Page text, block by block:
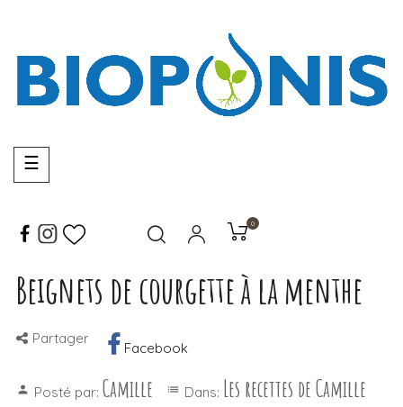
Basculer
la
navigation
☰
0
Beignets de courgette à la menthe
Partager
Facebook
person Posté par: Camille list Dans: Les recettes de Camille